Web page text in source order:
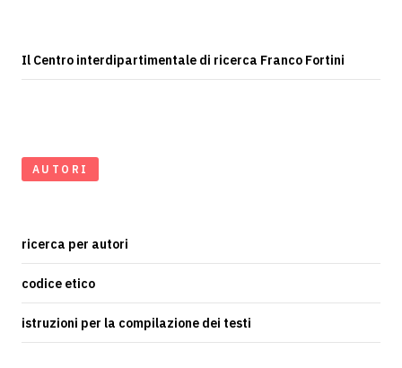
Il Centro interdipartimentale di ricerca Franco Fortini
AUTORI
ricerca per autori
codice etico
istruzioni per la compilazione dei testi